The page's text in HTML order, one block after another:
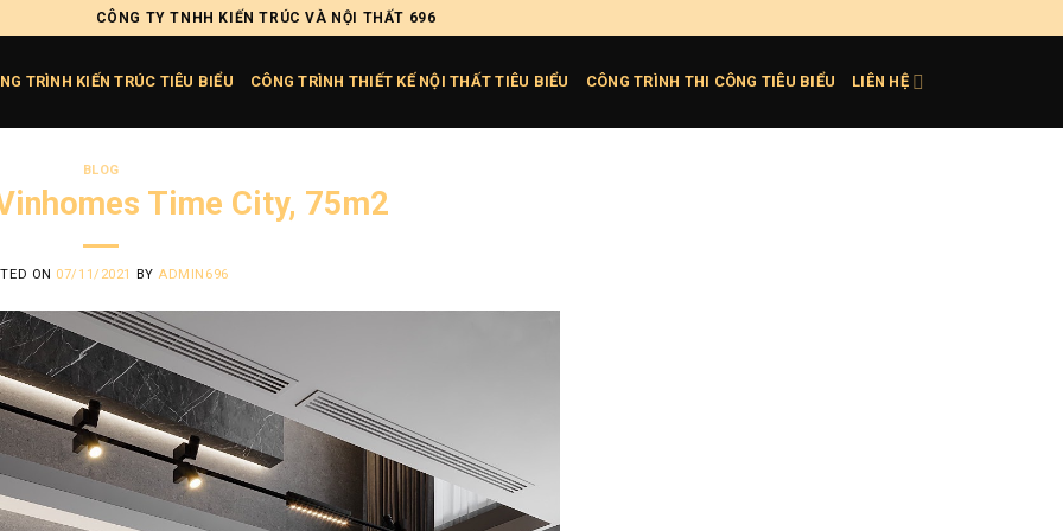
CÔNG TY TNHH KIẾN TRÚC VÀ NỘI THẤT 696
TRÌNH KIẾN TRÚC TIÊU BIỂU CÔNG TRÌNH THIẾT KẾ NỘI THẤT TIÊU BIỂU CÔNG TRÌNH THI CÔNG TIÊU BIỂU LIÊN HỆ
BLOG
Time City, 75m2
ON 07/11/2021 BY ADMIN696